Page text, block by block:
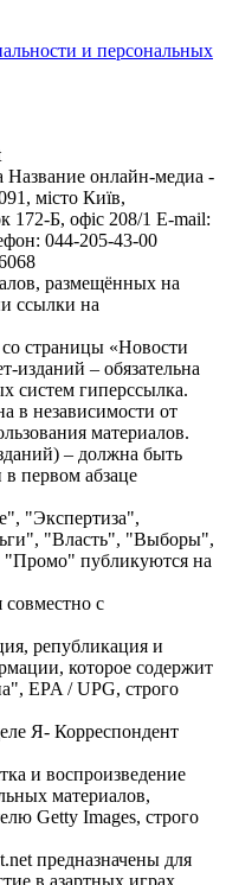
и персональных
Название онлайн-медиа -
місто Київ,
Б, офіс 208/1 E-mail:
044-205-43-00
размещённых на
ссылки на
страницы «Новости
изданий – обязательна
систем гиперссылка.
в независимости от
материалов.
– должна быть
первом абзаце
"Экспертиза",
"Власть", "Выборы",
публикуются на
совместно с
републикация и
которое содержит
EPA / UPG, строго
Я- Корреспондент
и воспроизведение
материалов,
Getty Images, строго
предназначены для
в азартных играх